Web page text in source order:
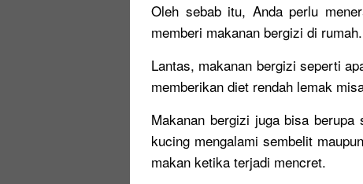
Oleh sebab itu, Anda perlu
memberi makanan bergizi di rumah.
Lantas, makanan bergizi seperti
memberikan diet rendah lemak
Makanan bergizi juga bisa
kucing mengalami sembelit
makan ketika terjadi mencret.